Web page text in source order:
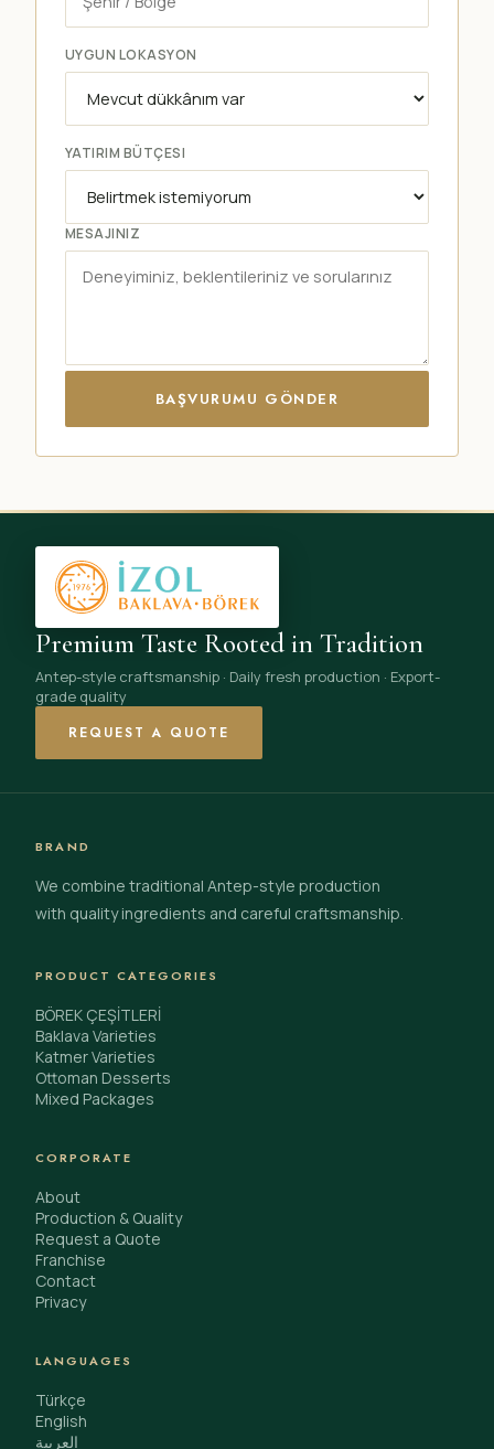
UYGUN LOKASYON
YATIRIM BÜTÇESI
MESAJINIZ
BAŞVURUMU GÖNDER
Premium Taste Rooted in Tradition
Antep-style craftsmanship · Daily fresh production · Export-
grade quality
REQUEST A QUOTE
BRAND
We combine traditional Antep-style production
with quality ingredients and careful craftsmanship.
PRODUCT CATEGORIES
BÖREK ÇEŞİTLERİ
Baklava Varieties
Katmer Varieties
Ottoman Desserts
Mixed Packages
CORPORATE
About
Production & Quality
Request a Quote
Franchise
Contact
Privacy
LANGUAGES
Türkçe
English
العربية